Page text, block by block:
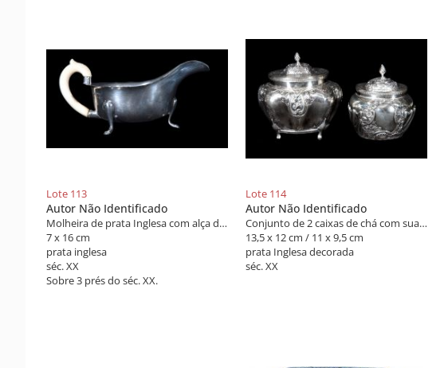
Lote 113
Autor Não Identificado
Molheira de prata Inglesa com alça de Marfim
7 x 16 cm
prata inglesa
séc. XX
Sobre 3 prés do séc. XX.
Lote 114
Autor Não Identificado
Conjunto de 2 caixas de chá com suas tampas em prata Inglesa, decoradas com estilizações florais, repuxadas e cinzeladas
13,5 x 12 cm / 11 x 9,5 cm
prata Inglesa decorada
séc. XX